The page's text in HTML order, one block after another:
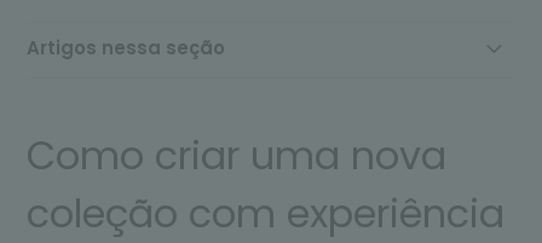
Artigos nessa seção
Dicas: Alboom AR
Como criar uma nova
coleção com experiência